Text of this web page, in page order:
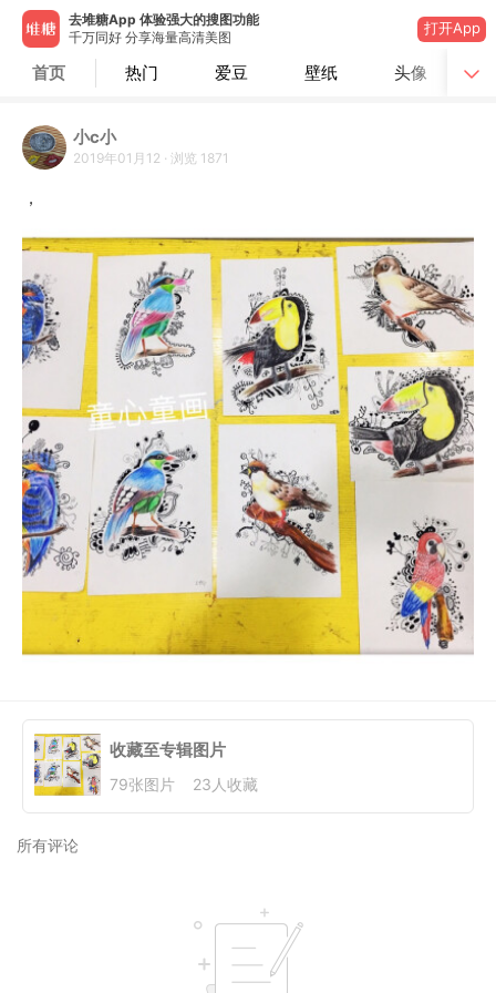
去堆糖App 体验强大的搜图功能
千万同好 分享海量高清美图
打开App
首页 热门 爱豆 壁纸 头像
小c小
2019年01月12 · 浏览 1871
，
收藏至专辑图片
79张图片 23 人收藏
所有评论